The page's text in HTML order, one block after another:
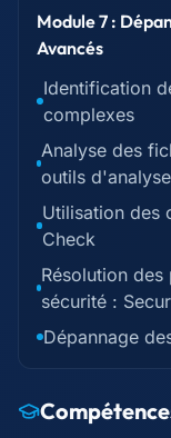
Module 7 :
Avancés
Identification
complexes
Analyse des
outils
Utilisation des
Check
Résolution
sécurité :
Dépannage